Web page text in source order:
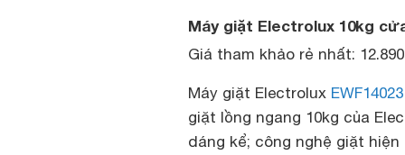
Máy giặt Electrolux 10kg
Giá tham khảo rẻ nhất:
Máy giặt Electrolux EWF14023
giặt lồng ngang 10kg của
dáng kể; công nghệ giặt